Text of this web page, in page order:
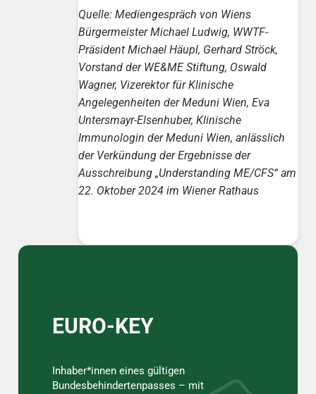
Quelle: Mediengespräch von Wiens
Bürgermeister Michael Ludwig, WWTF-
Präsident Michael Häupl, Gerhard Ströck,
Vorstand der WE&ME Stiftung, Oswald
Wagner, Vizerektor für Klinische
Angelegenheiten der Meduni Wien, Eva
Untersmayr-Elsenhuber, Klinische
Immunologin der Meduni Wien, anlässlich
der Verkündung der Ergebnisse der
Ausschreibung „Understanding ME/CFS“ am
22. Oktober 2024 im Wiener Rathaus
Sidebar
EURO-KEY
Inhaber*innen eines gültigen
Bundesbehindertenpasses – mit